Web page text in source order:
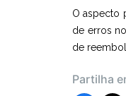
O aspecto
de erros
de
Partilha